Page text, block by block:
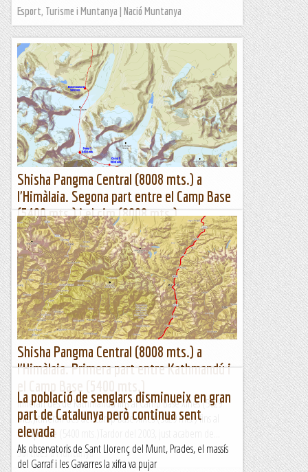
Esport, Turisme i Muntanya | Nació Muntanya
Shisha Pangma Central (8008 mts.) a
l'Himàlaia. Segona part entre el Camp Base
(5400 mts.) i el cim (8008 mts.)
Itinerari des del Camp Base (5400 mts.) al cim (8008
mts.)Detall des de la glacera fins al cim (foto
d'internet)L'arribada al Campament Base (5400 mts.) és una
mica apoteòsica...
Sortides a Muntanya
Shisha Pangma Central (8008 mts.) a
l'Himàlaia. Primera part entre Kathmandú i
Itinerari des de Kathmandú fins al Camp Base Xinès (5029
mts.)Itinerari des del Camp Base Xinès (5029 mts.) fins al
Camp Base (5400 mts.)Tardor del 2003, just acabem de...
Sortides a Muntanya
La població de senglars disminueix en gran
part de Catalunya però continua sent
elevada
Als observatoris de Sant Llorenç del Munt, Prades, el massís
del Garraf i les Gavarres la xifra va pujar